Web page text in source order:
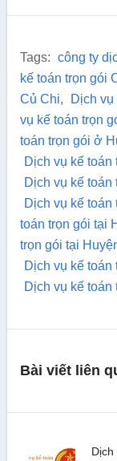
Tags: công ty
kế toán trọn gói
Củ Chi, Dịch
vụ kế toán trọn
toán trọn gói ở
Dịch vụ kế
Dịch vụ kế
Dịch vụ kế
toán trọn gói tại
trọn gói tại
Dịch vụ kế
Dịch vụ kế
Bài viết liên